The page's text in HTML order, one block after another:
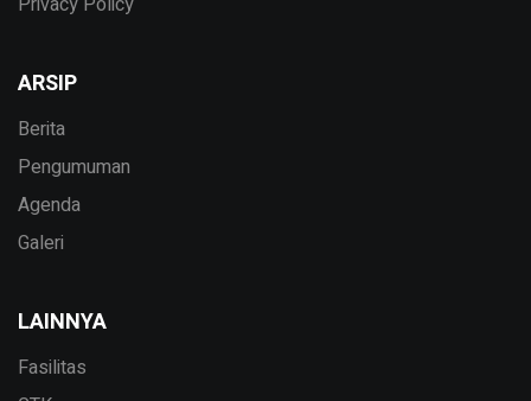
ARSIP
Berita
Pengumuman
Agenda
Galeri
LAINNYA
Fasilitas